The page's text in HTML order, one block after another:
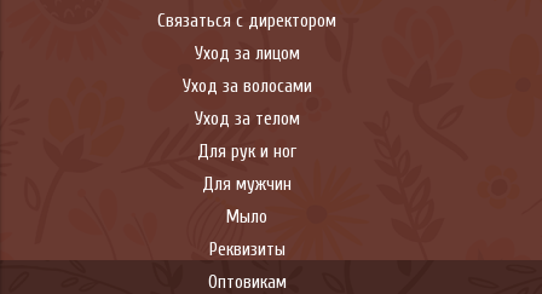
Связаться с директором
Уход за лицом
Уход за волосами
Уход за телом
Для рук и ног
Для мужчин
Мыло
Реквизиты
Оптовикам